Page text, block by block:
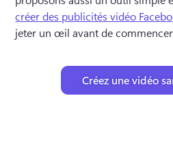
créer des publicités vidéo
jeter un œil avant de
Créez une vidéo